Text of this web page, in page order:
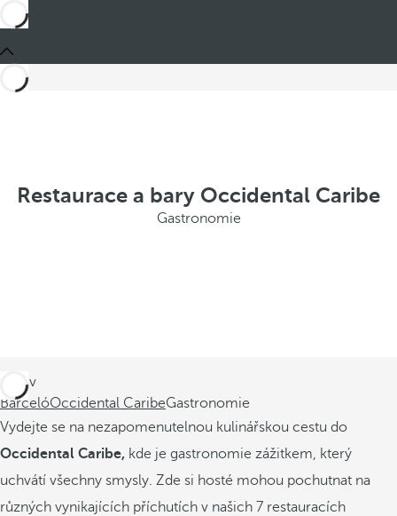
Restaurace a bary Occidental Caribe
Gastronomie
Jste v
BarcelóOccidental CaribeGastronomie
Vydejte se na nezapomenutelnou kulinářskou cestu do
Occidental Caribe, kde je gastronomie zážitkem, který
uchvátí všechny smysly. Zde si hosté mohou pochutnat na
různých vynikajících příchutích v našich 7 restauracích